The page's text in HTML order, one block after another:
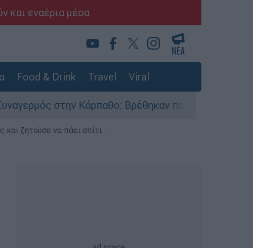
και εναέρια μέσα
Food & Drink Travel Viral
Κάρπαθο: Βρέθηκαν παλιά πυρομαχικά στο Αρδάνι
ζητούσε να πάει σπίτι...